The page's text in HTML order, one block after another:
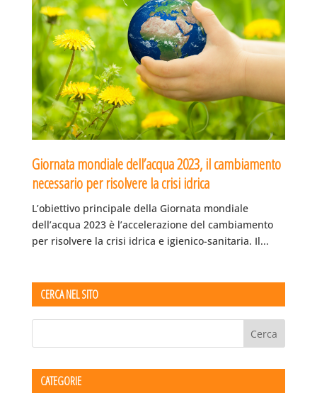
Giornata mondiale dell’acqua 2023, il cambiamento
necessario per risolvere la crisi idrica
L’obiettivo principale della Giornata mondiale
dell’acqua 2023 è l’accelerazione del cambiamento
per risolvere la crisi idrica e igienico-sanitaria. Il...
CERCA NEL SITO
CATEGORIE